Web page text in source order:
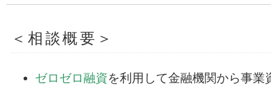
＜相談概要＞
ゼロゼロ融資を利用して金融機関から事業